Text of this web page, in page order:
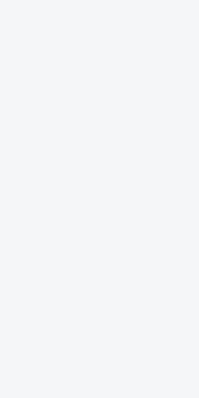
fonds datés, produits
🔍 Balance ta note
👉 Votre avis sur
Un truc à dire ?